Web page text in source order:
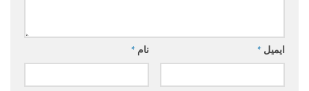
نام * ایمیل *